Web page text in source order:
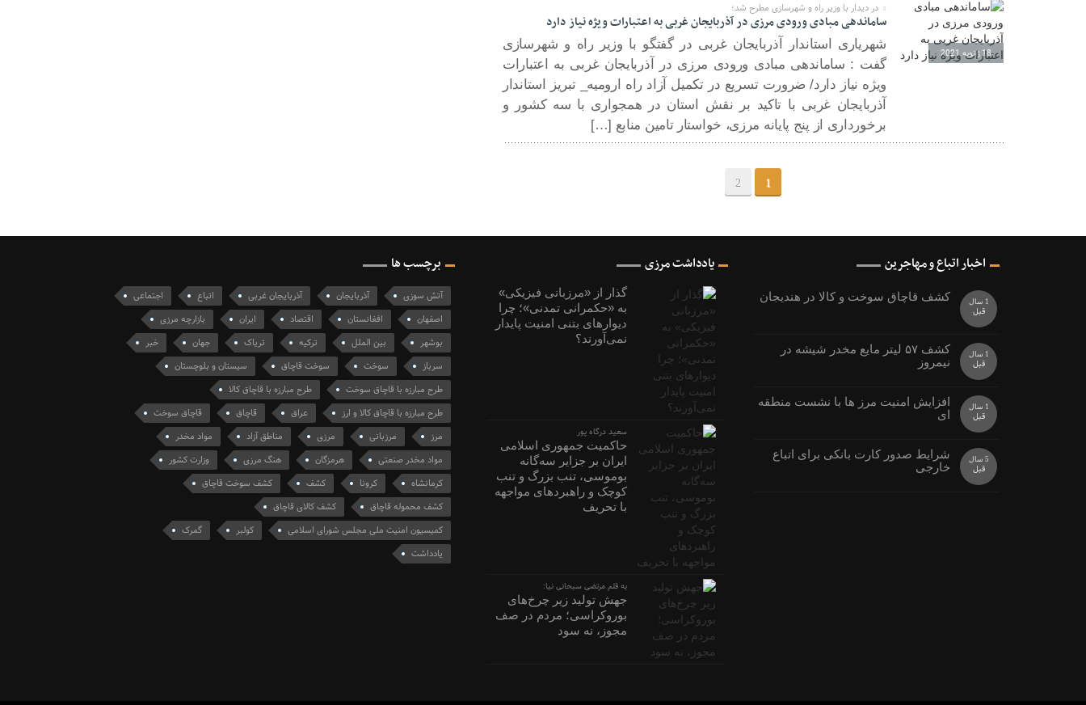
18 ژانویه 2021
در دیدار با وزیر راه و شهرسازی مطرح شد؛
ساماندهی مبادی ورودی مرزی در آذربایجان غربی به اعتبارات ویژه نیاز دارد
شهریاری استاندار آذربایجان غربی در گفتگو با وزیر راه و شهرسازی
گفت : ساماندهی مبادی ورودی مرزی در آذربایجان غربی به اعتبارات
ویژه نیاز دارد/ ضرورت تسریع در تکمیل آزاد راه ارومیه_ تبریز استاندار
آذربایجان غربی با تاکید بر نقش استان در همجواری با سه کشور و
برخورداری از پنج پایانه مرزی، خواستار تامین منابع […]
1
2
اخبار اتباع و مهاجرین
کشف قاچاق سوخت و کالا در هندیجان 1 سال
قبل
کشف ۵۷ ليتر مايع مخدر شيشه در
نيمروز
1 سال
قبل
افزایش امنیت مرز ها با نشست منطقه
ای
1 سال
قبل
شرایط صدور کارت بانکی برای اتباع
خارجی
5 سال
قبل
یادداشت مرزی
گذار از «مرزبانی فیزیکی»
به «حکمرانی تمدنی»؛ چرا
دیوارهای بتنی امنیت پایدار
نمی‌آورند؟
سعید درگاه پور
حاکمیت جمهوری اسلامی
ایران بر جزایر سه‌گانه
بوموسی، تنب بزرگ و‌ تنب
کوچک و راهبردهای مواجهه
با تحریف
به قلم مرتضی سبحانی نیا:
جهش تولید زیر چرخ‌های
بوروکراسی؛ مردم در صف
مجوز، نه سود
برچسب ها
آتش سوزی آذربایجان آذربایجان غربی اتباع
اجتماعی
اصفهان
افغانستان اقتصاد ایران
بازارچه مرزی
بوشهر
بین الملل ترکیه تریاک جهان
خبر
سرباز
سوخت سوخت قاچاق
سیستان و بلوچستان
طرح مبارزه با قاچاق سوخت
طرح مبارزه با قاچاق کالا
طرح مبارزه با قاچاق کالا و ارز
عراق قاچاق
قاچاق سوخت
مرز
مرزبانی مرزی مناطق آزاد
مواد مخدر
مواد مخدر صنعتی
هرمزگان هنگ مرزی
وزارت کشور
کرمانشاه
کرونا کشف
کشف سوخت قاچاق
کشف محموله قاچاق
کشف کالای قاچاق
کمیسیون امنیت ملی مجلس شورای اسلامی
کولبر
گمرک
یادداشت